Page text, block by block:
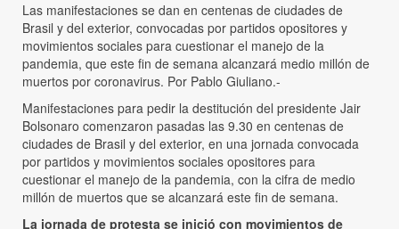
Las manifestaciones se dan en centenas de ciudades de
Brasil y del exterior, convocadas por partidos opositores y
movimientos sociales para cuestionar el manejo de la
pandemia, que este fin de semana alcanzará medio millón de
muertos por coronavirus. Por Pablo Giuliano.-
Manifestaciones para pedir la destitución del presidente Jair
Bolsonaro comenzaron pasadas las 9.30 en centenas de
ciudades de Brasil y del exterior, en una jornada convocada
por partidos y movimientos sociales opositores para
cuestionar el manejo de la pandemia, con la cifra de medio
millón de muertos que se alcanzará este fin de semana.
La jornada de protesta se inició con movimientos de